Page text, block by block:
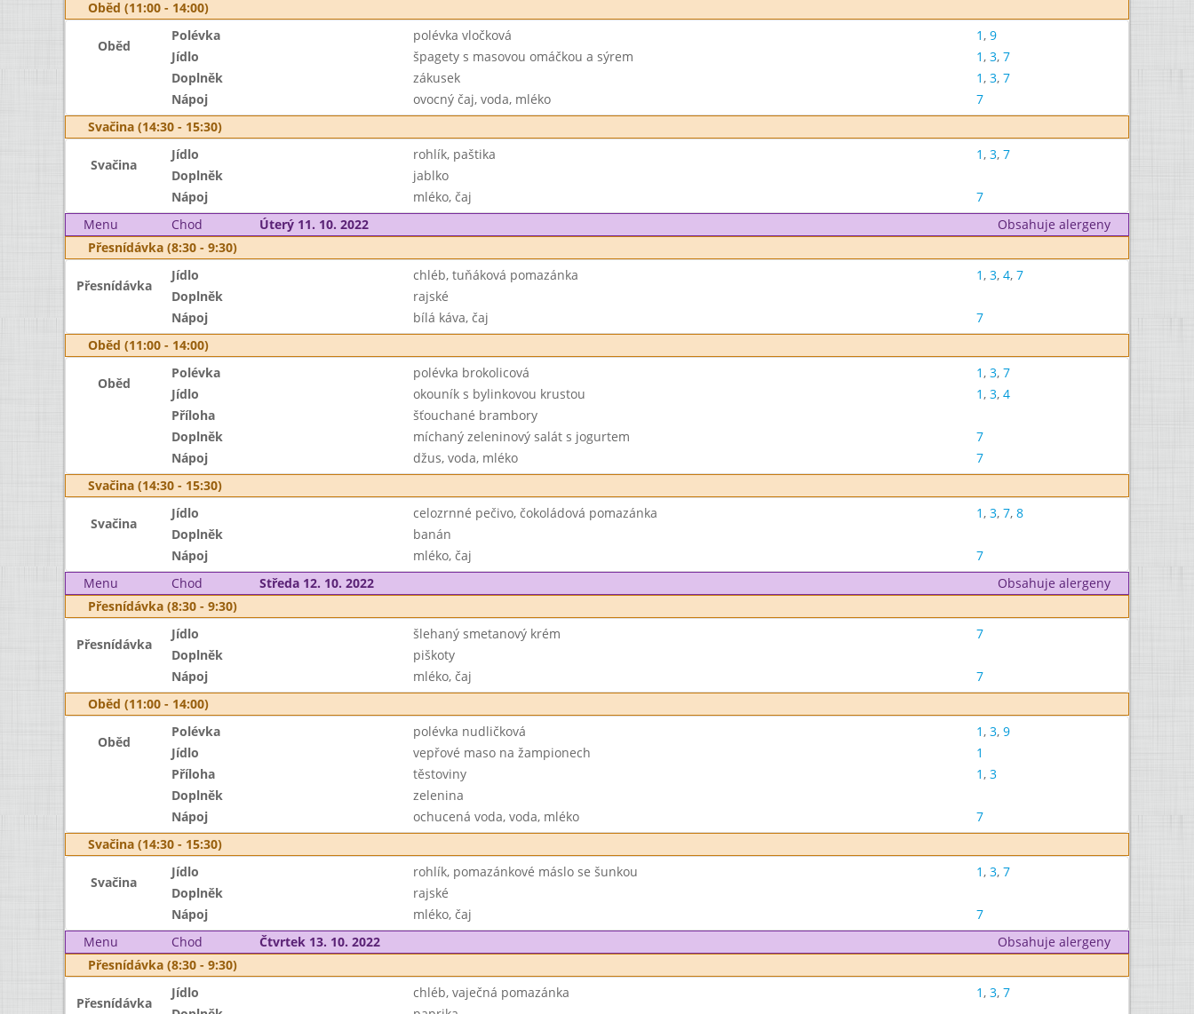
Oběd (11:00 - 14:00)
Oběd
Polévka polévka vločková 1, 9
Jídlo
špagety s masovou omáčkou a sýrem 1, 3, 7
Doplněk
zákusek 1, 3, 7
Nápoj
ovocný čaj, voda, mléko
7
Svačina (14:30 - 15:30)
Svačina
Jídlo rohlík, paštika 1, 3, 7
Doplněk
jablko
Nápoj
mléko, čaj
7
Menu
Chod Úterý 11. 10. 2022
Obsahuje alergeny
Přesnídávka (8:30 - 9:30)
Přesnídávka
Jídlo chléb, tuňáková pomazánka 1, 3, 4, 7
Doplněk
rajské
Nápoj
bílá káva, čaj
7
Oběd (11:00 - 14:00)
Oběd
Polévka polévka brokolicová 1, 3, 7
Jídlo
okouník s bylinkovou krustou 1, 3, 4
Příloha
šťouchané brambory
Doplněk
míchaný zeleninový salát s jogurtem
7
Nápoj
džus, voda, mléko
7
Svačina (14:30 - 15:30)
Svačina
Jídlo celozrnné pečivo, čokoládová pomazánka 1, 3, 7, 8
Doplněk
banán
Nápoj
mléko, čaj
7
Menu
Chod Středa 12. 10. 2022
Obsahuje alergeny
Přesnídávka (8:30 - 9:30)
Přesnídávka
Jídlo šlehaný smetanový krém
7
Doplněk
piškoty
Nápoj
mléko, čaj
7
Oběd (11:00 - 14:00)
Oběd
Polévka polévka nudličková 1, 3, 9
Jídlo
vepřové maso na žampionech
1
Příloha
těstoviny 1, 3
Doplněk
zelenina
Nápoj
ochucená voda, voda, mléko
7
Svačina (14:30 - 15:30)
Svačina
Jídlo rohlík, pomazánkové máslo se šunkou 1, 3, 7
Doplněk
rajské
Nápoj
mléko, čaj
7
Menu
Chod Čtvrtek 13. 10. 2022
Obsahuje alergeny
Přesnídávka (8:30 - 9:30)
Přesnídávka
Jídlo chléb, vaječná pomazánka 1, 3, 7